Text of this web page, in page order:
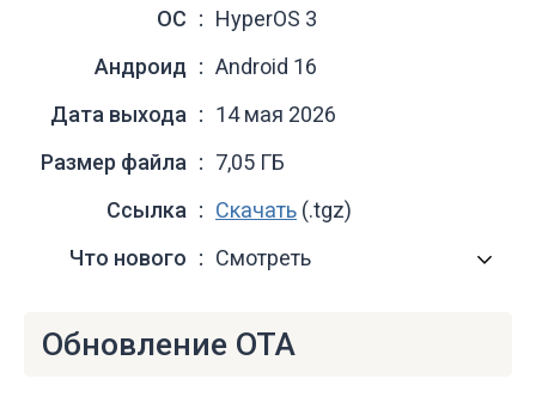
ОС
HyperOS 3
Андроид
Android 16
Дата выхода
14 мая 2026
Размер файла
7,05 ГБ
Ссылка
Скачать (.tgz)
Что нового
Смотреть
Обновление OTA